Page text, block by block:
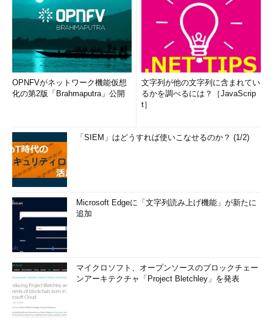
OPNFVがネットワーク機能仮想
化の第2版「Brahmaputra」公開
文字列が他の文字列に含まれてい
るかを調べるには？［JavaScrip
t］
「SIEM」はどうすれば使いこなせるのか？ (1/2)
Microsoft Edgeに「文字列読み上げ機能」が新たに
追加
マイクロソフト、オープンソースのブロックチェー
ンアーキテクチャ「Project Bletchley」を発表